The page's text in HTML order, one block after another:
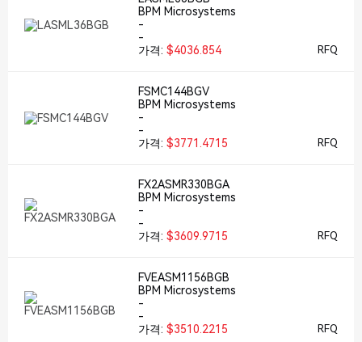
BPM Microsystems
-
-
가격: $4036.854 RFQ
FSMC144BGV
BPM Microsystems
-
-
가격: $3771.4715 RFQ
FX2ASMR330BGA
BPM Microsystems
-
-
가격: $3609.9715 RFQ
FVEASM1156BGB
BPM Microsystems
-
-
가격: $3510.2215 RFQ